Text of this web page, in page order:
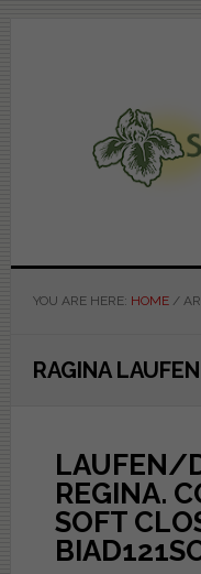
YOU ARE HERE: HOME /
RAGINA LAUFEN
LAUFEN/
REGINA.
SOFT